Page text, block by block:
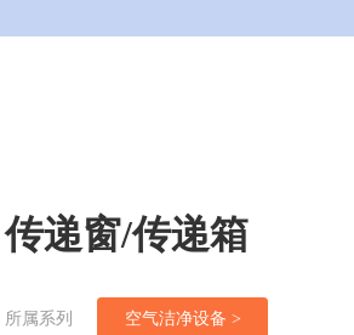
传递窗/传递箱
所属系列 空气洁净设备 >